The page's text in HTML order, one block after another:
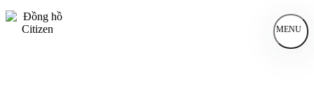
MENU